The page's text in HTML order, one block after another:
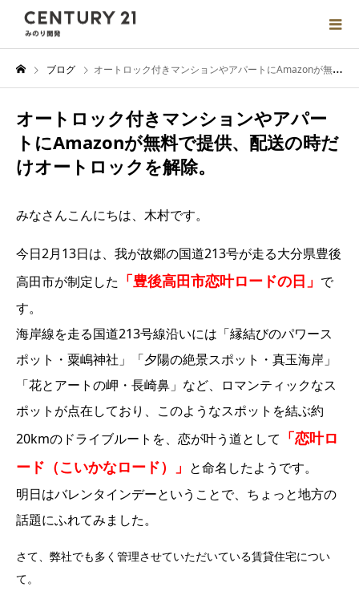
ブログ オートロック付きマンションやアパートにAmazonが無料で提供、配送の時だけオートロックを解除。
オートロック付きマンションやアパー
トにAmazonが無料で提供、配送の時だ
けオートロックを解除。
みなさんこんにちは、木村です。
今日2月13日は、我が故郷の国道213号が走る大分県豊後
高田市が制定した 「豊後高田市恋叶ロードの日」 で
す。
海岸線を走る国道213号線沿いには「縁結びのパワース
ポット・粟嶋神社」「夕陽の絶景スポット・真玉海岸」
「花とアートの岬・長崎鼻」など、ロマンティックなス
ポットが点在しており、 このようなスポットを結ぶ約
20kmのドライブルートを、恋が叶う道として 「恋叶ロ
ード（こいかなロード）」 と命名したようです。
明日はバレンタインデーということで、ちょっと地方の
話題にふれてみました。
さて、弊社でも多く管理させていただいている賃貸住宅につい
て。